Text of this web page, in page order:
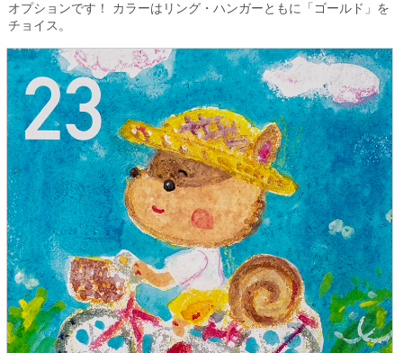
オプションです！ カラーはリング・ハンガーともに「ゴールド」を
チョイス。